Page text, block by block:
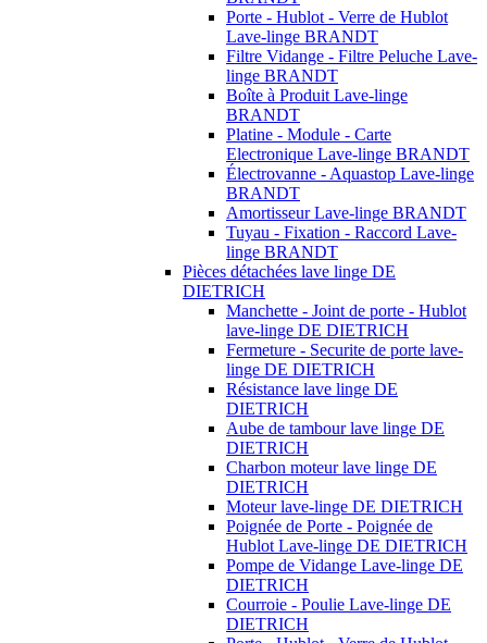
Porte - Hublot - Verre de Hublot
Lave-linge BRANDT
Filtre Vidange - Filtre Peluche Lave-
linge BRANDT
Boîte à Produit Lave-linge
BRANDT
Platine - Module - Carte
Electronique Lave-linge BRANDT
Électrovanne - Aquastop Lave-linge
BRANDT
Amortisseur Lave-linge BRANDT
Tuyau - Fixation - Raccord Lave-
linge BRANDT
Pièces détachées lave linge DE
DIETRICH
Manchette - Joint de porte - Hublot
lave-linge DE DIETRICH
Fermeture - Securite de porte lave-
linge DE DIETRICH
Résistance lave linge DE
DIETRICH
Aube de tambour lave linge DE
DIETRICH
Charbon moteur lave linge DE
DIETRICH
Moteur lave-linge DE DIETRICH
Poignée de Porte - Poignée de
Hublot Lave-linge DE DIETRICH
Pompe de Vidange Lave-linge DE
DIETRICH
Courroie - Poulie Lave-linge DE
DIETRICH